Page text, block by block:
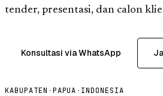
tender, presentasi, dan calon
Konsultasi via WhatsApp
KABUPATEN ·PAPUA · INDONESIA